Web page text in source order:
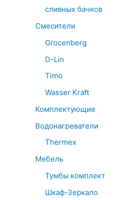
сливных бачков
Смесители
Grocenberg
D-Lin
Timo
Wasser Kraft
Комплектующие
Водонагреватели
Thermex
Мебель
Тумбы комплект
Шкаф-Зеркало